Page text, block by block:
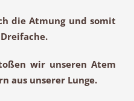
die Atmung und somit
.
wir unseren Atem
aus unserer Lunge.